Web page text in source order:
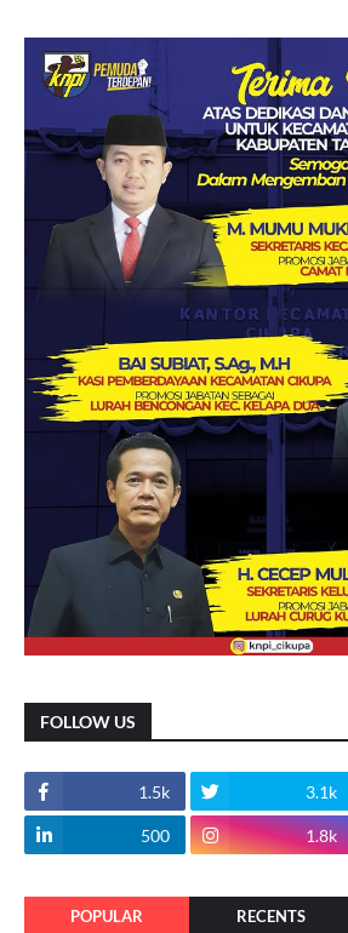
FOLLOW US
1.5k 3.1k
500 1.8k
POPULAR RECENTS